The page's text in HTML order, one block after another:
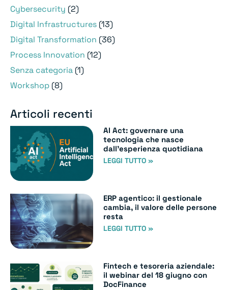
Cybersecurity (2)
Digital Infrastructures (13)
Digital Transformation (36)
Process Innovation (12)
Senza categoria (1)
Workshop (8)
Articoli recenti
AI Act: governare una
tecnologia che nasce
dall’esperienza quotidiana
LEGGI TUTTO »
ERP agentico: il gestionale
cambia, il valore delle persone
resta
LEGGI TUTTO »
Fintech e tesoreria aziendale:
il webinar del 18 giugno con
DocFinance